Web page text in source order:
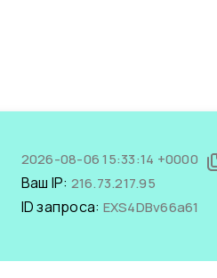
2026-08-06 15:33:14 +0000
Ваш IP: 216.73.217.95
ID запроса: EXS4DBv66a61